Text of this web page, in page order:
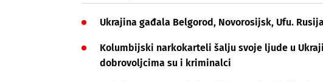
Ukrajina gađala Belgorod, Novorosijsk, Ufu.
Kolumbijski narkokarteli šalju svoje ljude u
dobrovoljcima su i kriminalci